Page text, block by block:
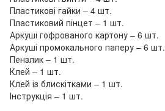
Пластикові гайки – 4 шт.
Пластиковий пінцет – 1 шт.
Аркуші гофрованого картону – 6 шт.
Аркуші промокального паперу – 6 шт.
Пензлик – 1 шт.
Клей – 1 шт.
Клей із блискітками – 1 шт.
Інструкція – 1 шт.